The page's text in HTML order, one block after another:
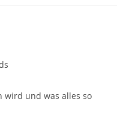
wird und was alles so